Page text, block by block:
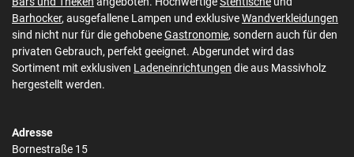
Barhocker, ausgefallene Lampen und exklusiveWandverkleidungen
sind nicht nur für die gehobeneGastronomie, sondern auch für den
privaten Gebrauch, perfekt geeignet. Abgerundet wird das
Sortiment mit exklusiven Ladeneinrichtungen die aus Massivholz
hergestellt werden.
Adresse
Bornestraße 15